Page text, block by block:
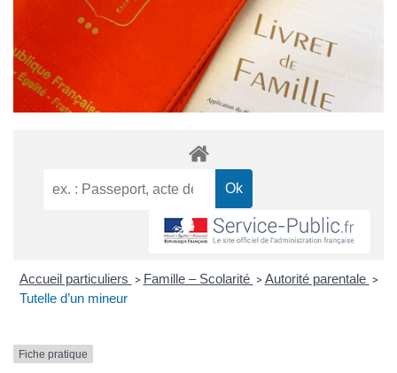
Accueil particuliers > Famille – Scolarité > Autorité parentale >
Tutelle d’un mineur
Fiche pratique